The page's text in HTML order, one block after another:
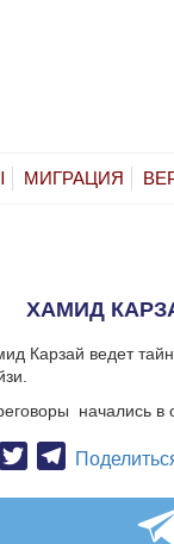
МИГРАЦИЯ
ХАМИД
Карзай ведет
начались в
Facebook
TwitterTelegram